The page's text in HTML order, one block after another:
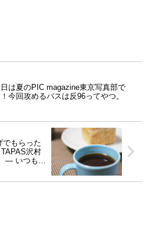
は夏のPIC magazine東京写真部で
今回攻めるバスは反96ってやつ。
でもらった
沢村
― いつもよ